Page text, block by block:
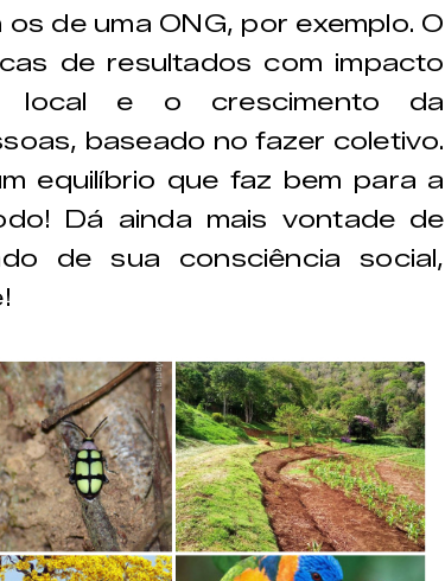
de uma ONG, por exemplo. O
de resultados com impacto
local e o crescimento da
baseado no fazer coletivo.
equilíbrio que faz bem para a
Dá ainda mais vontade de
de sua consciência social,